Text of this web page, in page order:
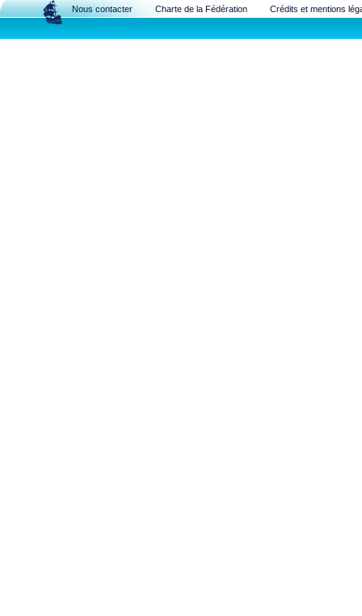
Nous contacter Charte de la Fédération Crédits et mentions